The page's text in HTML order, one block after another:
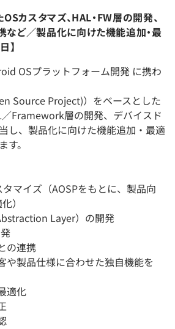
カスタマズ、HAL・FW層の開発、
など／製品化に向けた機能追加・最
】
OSプラットフォーム開発 に携わ
Source Project)）をベースとした
Framework層の開発、デバイスド
し、製品化に向けた機能追加・最適
。
マイズ（AOSPをもとに、製品向
）
Layer）の開発
の連携
や製品仕様に合わせた独自機能を
適化